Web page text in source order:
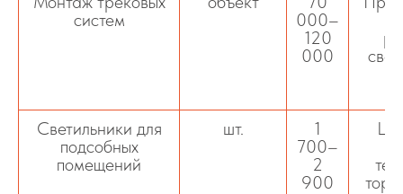
систем
000–
120
000
Светильники для
подсобных
помещений
шт.
1
700–
2
900